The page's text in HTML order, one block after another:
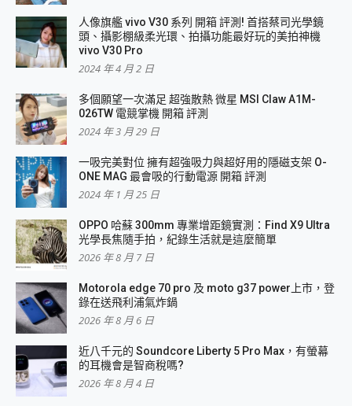
人像旗艦 vivo V30 系列 開箱 評測! 首搭蔡司光學鏡
頭、攝影棚級柔光環、拍攝功能最好玩的美拍神機
vivo V30 Pro
2024 年 4 月 2 日
多個願望一次滿足 超強散熱 微星 MSI Claw A1M-
026TW 電競掌機 開箱 評測
2024 年 3 月 29 日
一吸完美對位 擁有超強吸力與超好用的隱磁支架 O-
ONE MAG 最會吸的行動電源 開箱 評測
2024 年 1 月 25 日
OPPO 哈蘇 300mm 專業增距鏡實測：Find X9 Ultra
光學長焦隨手拍，紀錄生活就是這麼簡單
2026 年 8 月 7 日
Motorola edge 70 pro 及 moto g37 power上市，登
錄在送飛利浦氣炸鍋
2026 年 8 月 6 日
近八千元的 Soundcore Liberty 5 Pro Max，有螢幕
的耳機會是智商稅嗎?
2026 年 8 月 4 日